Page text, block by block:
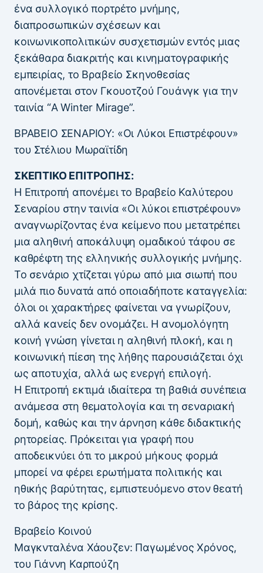
ένα συλλογικό πορτρέτο μνήμης,
διαπροσωπικών σχέσεων και
κοινωνικοπολιτικών συσχετισμών εντός μιας
ξεκάθαρα διακριτής και κινηματογραφικής
εμπειρίας, το Βραβείο Σκηνοθεσίας
απονέμεται στον Γκουοτζού Γουάνγκ για την
ταινία “A Winter Mirage”.
ΒΡΑΒΕΙΟ ΣΕΝΑΡΙΟΥ: «Οι Λύκοι Επιστρέφουν»
του Στέλιου Μωραϊτίδη
ΣΚΕΠΤΙΚΟ ΕΠΙΤΡΟΠΗΣ:
Η Επιτροπή απονέμει το Βραβείο Καλύτερου
Σεναρίου στην ταινία «Οι λύκοι επιστρέφουν»
αναγνωρίζοντας ένα κείμενο που μετατρέπει
μια αληθινή αποκάλυψη ομαδικού τάφου σε
καθρέφτη της ελληνικής συλλογικής μνήμης.
Το σενάριο χτίζεται γύρω από μια σιωπή που
μιλά πιο δυνατά από οποιαδήποτε καταγγελία:
όλοι οι χαρακτήρες φαίνεται να γνωρίζουν,
αλλά κανείς δεν ονομάζει. Η ανομολόγητη
κοινή γνώση γίνεται η αληθινή πλοκή, και η
κοινωνική πίεση της λήθης παρουσιάζεται όχι
ως αποτυχία, αλλά ως ενεργή επιλογή.
Η Επιτροπή εκτιμά ιδιαίτερα τη βαθιά συνέπεια
ανάμεσα στη θεματολογία και τη σεναριακή
δομή, καθώς και την άρνηση κάθε διδακτικής
ρητορείας. Πρόκειται για γραφή που
αποδεικνύει ότι το μικρού μήκους φορμά
μπορεί να φέρει ερωτήματα πολιτικής και
ηθικής βαρύτητας, εμπιστευόμενο στον θεατή
το βάρος της κρίσης.
Βραβείο Κοινού
Μαγκνταλένα Χάουζεν: Παγωμένος Χρόνος,
του Γιάννη Καρπούζη